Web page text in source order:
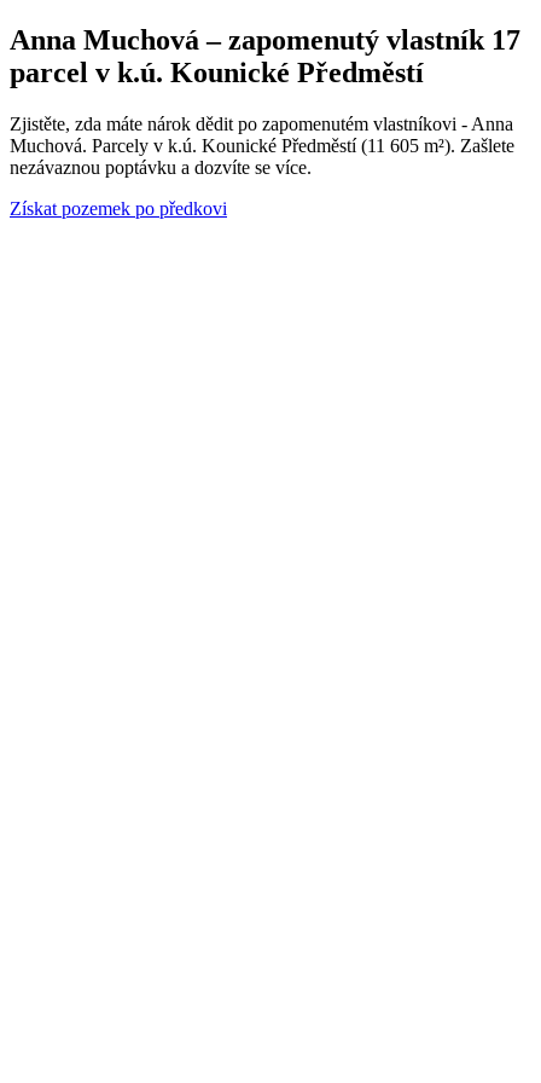
Anna Muchová – zapomenutý vlastník 17
parcel v k.ú. Kounické Předměstí
Zjistěte, zda máte nárok dědit po zapomenutém vlastníkovi - Anna
Muchová. Parcely v k.ú. Kounické Předměstí (11 605 m²). Zašlete
nezávaznou poptávku a dozvíte se více.
Získat pozemek po předkovi